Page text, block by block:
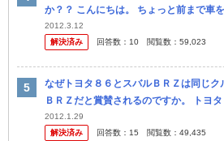
か？？ こんにちは。 ちょっと前まで車
ていました。 現在は車も決まり、あとは
新し...
2012.3.12
解決済み
回答数： 10 閲覧数： 59,023
なぜトヨタ８６とスバルＢＲＺは同じク
ＢＲＺだと賞賛されるのですか。 トヨ
クルマ。どちらもスバル製のクルマでし
と叩か...
2012.1.29
解決済み
回答数： 15 閲覧数： 49,435